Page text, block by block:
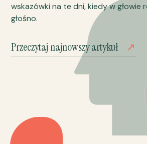
wskazówki na te dni, kiedy w głowie
głośno.
Przeczytaj najnowszy artykuł ↗